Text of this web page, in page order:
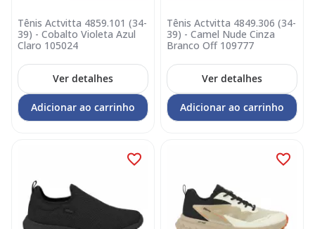
Tênis Actvitta 4859.101 (34-
39) - Cobalto Violeta Azul
Claro 105024
Ver detalhes
Adicionar ao carrinho
Tênis Actvitta 4849.306 (34-
39) - Camel Nude Cinza
Branco Off 109777
Ver detalhes
Adicionar ao carrinho